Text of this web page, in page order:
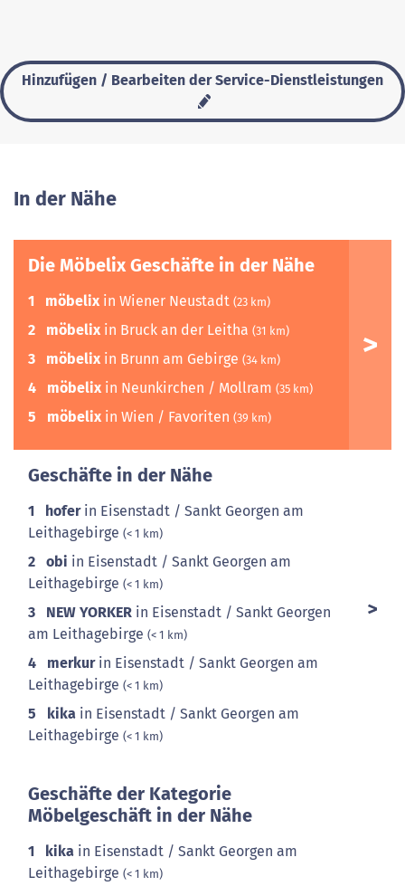
Hinzufügen / Bearbeiten der Service-Dienstleistungen
In der Nähe
Die Möbelix Geschäfte in der Nähe
1 möbelix in Wiener Neustadt (23 km)
2 möbelix in Bruck an der Leitha (31 km)
3 möbelix in Brunn am Gebirge (34 km)
4 möbelix in Neunkirchen / Mollram (35 km)
5 möbelix in Wien / Favoriten (39 km)
Geschäfte in der Nähe
1 hoferin Eisenstadt / Sankt Georgen am
Leithagebirge (< 1 km)
2 obi in Eisenstadt / Sankt Georgen am
Leithagebirge (< 1 km)
3 NEW YORKER in Eisenstadt / Sankt Georgen
am Leithagebirge (< 1 km)
4 merkurin Eisenstadt / Sankt Georgen am
Leithagebirge (< 1 km)
5 kika in Eisenstadt / Sankt Georgen am
Leithagebirge (< 1 km)
Geschäfte der Kategorie
Möbelgeschäft in der Nähe
1 kika in Eisenstadt / Sankt Georgen am
Leithagebirge (< 1 km)